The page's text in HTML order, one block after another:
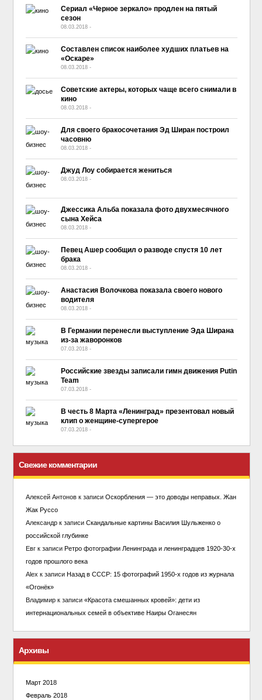
Сериал «Черное зеркало» продлен на пятый
сезон
08.03.2018 -
Составлен список наиболее худших платьев на
«Оскаре»
08.03.2018 -
Советские актеры, которых чаще всего снимали в
кино
08.03.2018 -
Для своего бракосочетания Эд Ширан построил
часовню
08.03.2018 -
Джуд Лоу собирается жениться
08.03.2018 -
Джессика Альба показала фото двухмесячного
сына Хейса
08.03.2018 -
Певец Ашер сообщил о разводе спустя 10 лет
брака
08.03.2018 -
Анастасия Волочкова показала своего нового
водителя
08.03.2018 -
В Германии перенесли выступление Эда Ширана
из-за жаворонков
07.03.2018 -
Российские звезды записали гимн движения Putin
Team
07.03.2018 -
В честь 8 Марта «Ленинград» презентовал новый
клип о женщине-супергерое
07.03.2018 -
Свежие комментарии
Алексей Антоновк записи Оскорбления — это доводы неправых. Жан
Жак Руссо
Александрк записи Скандальные картины Василия Шульженко о
российской глубинке
Евгк записи Ретро фотографии Ленинграда и ленинградцев 1920-30-х
годов прошлого века
Alex к записи Назад в СССР: 15 фотографий 1950-х годов из журнала
«Огонёк»
Владимирк записи «Красота смешанных кровей»: дети из
интернациональных семей в объективе Наиры Оганесян
Архивы
Март 2018
Февраль 2018